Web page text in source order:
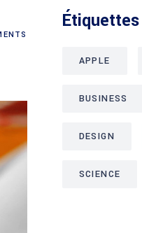
Étiquettes
APPLE
BUSINESS
DESIGN
SCIENCE